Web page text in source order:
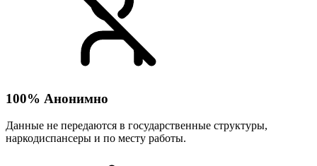
100% Анонимно
Данные не передаются в государственные структуры,
наркодиспансеры и по месту работы.